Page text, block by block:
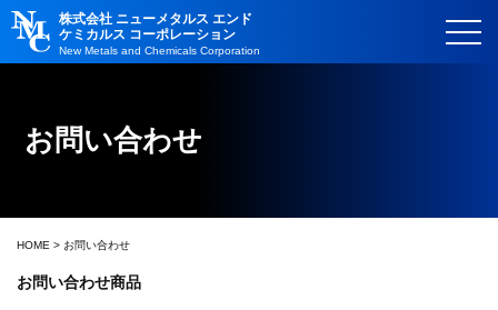
株式会社 ニューメタルス エンド
ケミカルス コーポレーション
New Metals and Chemicals Corporation
お問い合わせ
HOME > お問い合わせ
お問い合わせ商品